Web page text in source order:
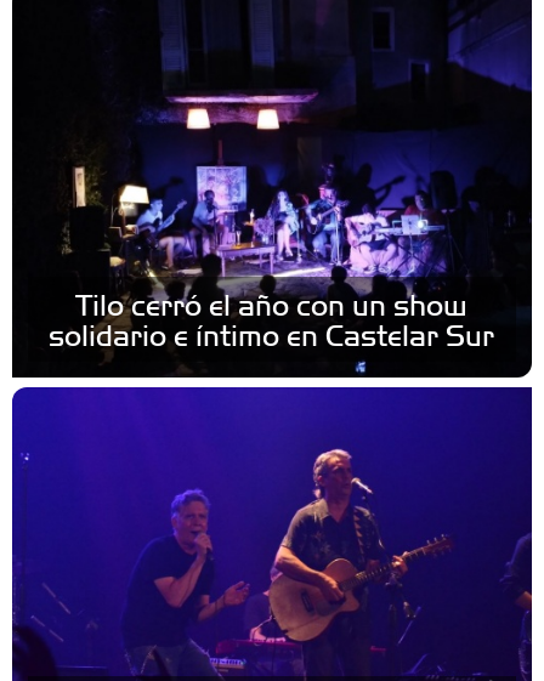
Tilo cerró el año con un show
solidario e íntimo en Castelar Sur